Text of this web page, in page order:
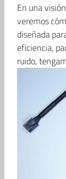
En una
veremos
diseñada
eficiencia,
ruido,